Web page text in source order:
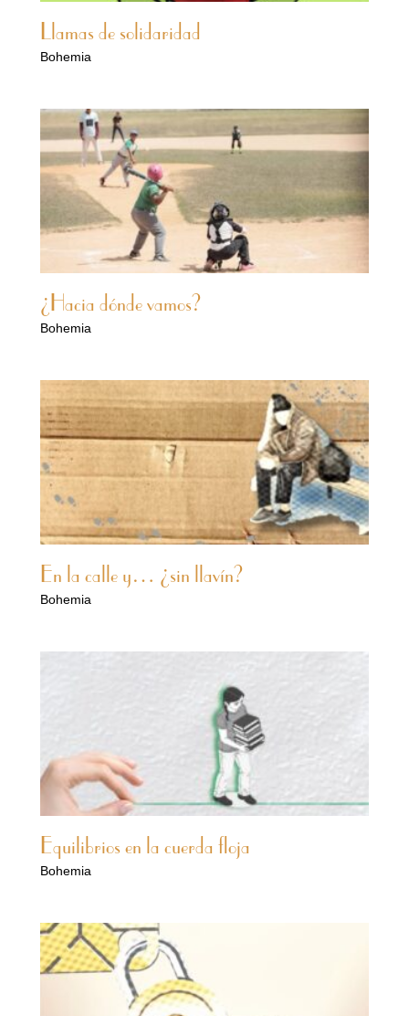
Llamas de solidaridad
Bohemia
¿Hacia dónde vamos?
Bohemia
En la calle y… ¿sin llavín?
Bohemia
Equilibrios en la cuerda floja
Bohemia